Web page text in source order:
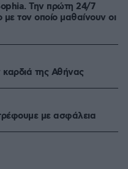
Την πρώτη 24/7
τον οποίο μαθαίνουν οι
καρδιά της Αθήνας
με ασφάλεια